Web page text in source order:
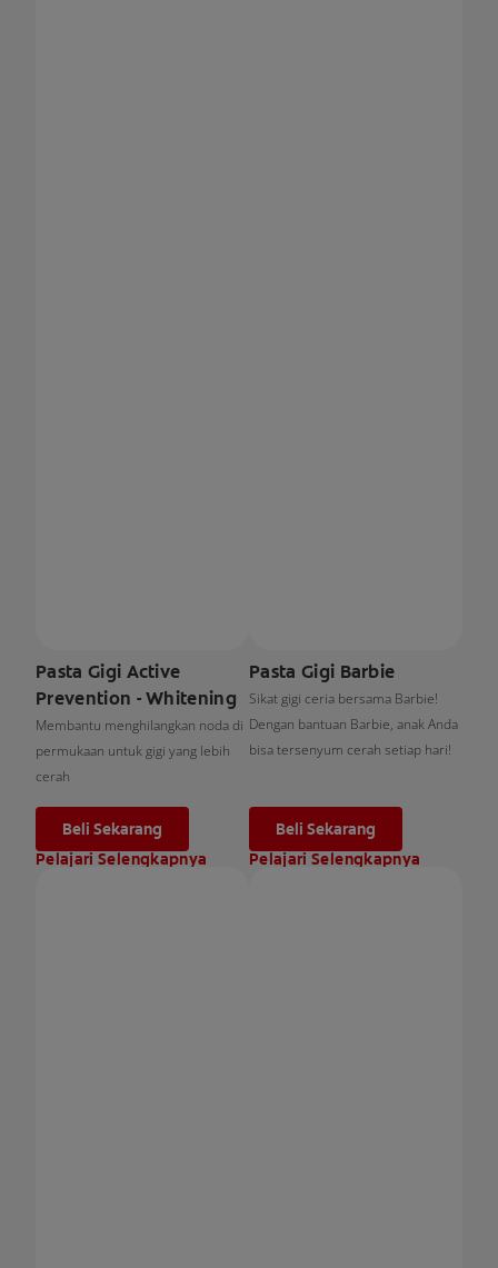
Pasta Gigi Active
Prevention - Whitening
Membantu menghilangkan noda di
permukaan untuk gigi yang lebih
cerah
Beli Sekarang
Pelajari Selengkapnya
Pasta Gigi Barbie
Sikat gigi ceria bersama Barbie!
Dengan bantuan Barbie, anak Anda
bisa tersenyum cerah setiap hari!
Beli Sekarang
Pelajari Selengkapnya